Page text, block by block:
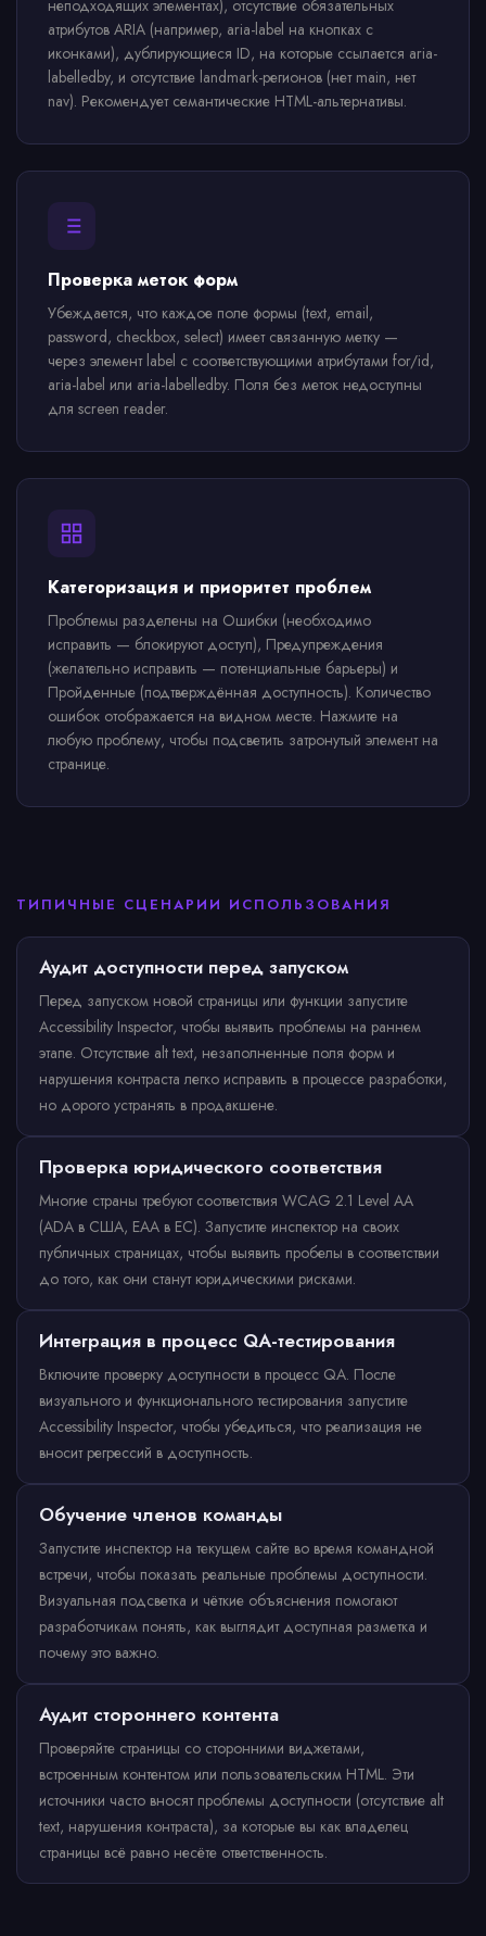
неподходящих элементах), отсутствие обязательных
атрибутов ARIA (например, aria-label на кнопках с
иконками), дублирующиеся ID, на которые ссылается aria-
labelledby, и отсутствие landmark-регионов (нет main, нет
nav). Рекомендует семантические HTML-альтернативы.
Проверка меток форм
Убеждается, что каждое поле формы (text, email,
password, checkbox, select) имеет связанную метку —
через элемент label с соответствующими атрибутами for/id,
aria-label или aria-labelledby. Поля без меток недоступны
для screen reader.
Категоризация и приоритет проблем
Проблемы разделены на Ошибки (необходимо
исправить — блокируют доступ), Предупреждения
(желательно исправить — потенциальные барьеры) и
Пройденные (подтверждённая доступность). Количество
ошибок отображается на видном месте. Нажмите на
любую проблему, чтобы подсветить затронутый элемент на
странице.
ТИПИЧНЫЕ СЦЕНАРИИ ИСПОЛЬЗОВАНИЯ
Аудит доступности перед запуском
Перед запуском новой страницы или функции запустите
Accessibility Inspector, чтобы выявить проблемы на раннем
этапе. Отсутствие alt text, незаполненные поля форм и
нарушения контраста легко исправить в процессе разработки,
но дорого устранять в продакшене.
Проверка юридического соответствия
Многие страны требуют соответствия WCAG 2.1 Level AA
(ADA в США, EAA в ЕС). Запустите инспектор на своих
публичных страницах, чтобы выявить пробелы в соответствии
до того, как они станут юридическими рисками.
Интеграция в процесс QA-тестирования
Включите проверку доступности в процесс QA. После
визуального и функционального тестирования запустите
Accessibility Inspector, чтобы убедиться, что реализация не
вносит регрессий в доступность.
Обучение членов команды
Запустите инспектор на текущем сайте во время командной
встречи, чтобы показать реальные проблемы доступности.
Визуальная подсветка и чёткие объяснения помогают
разработчикам понять, как выглядит доступная разметка и
почему это важно.
Аудит стороннего контента
Проверяйте страницы со сторонними виджетами,
встроенным контентом или пользовательским HTML. Эти
источники часто вносят проблемы доступности (отсутствие alt
text, нарушения контраста), за которые вы как владелец
страницы всё равно несёте ответственность.